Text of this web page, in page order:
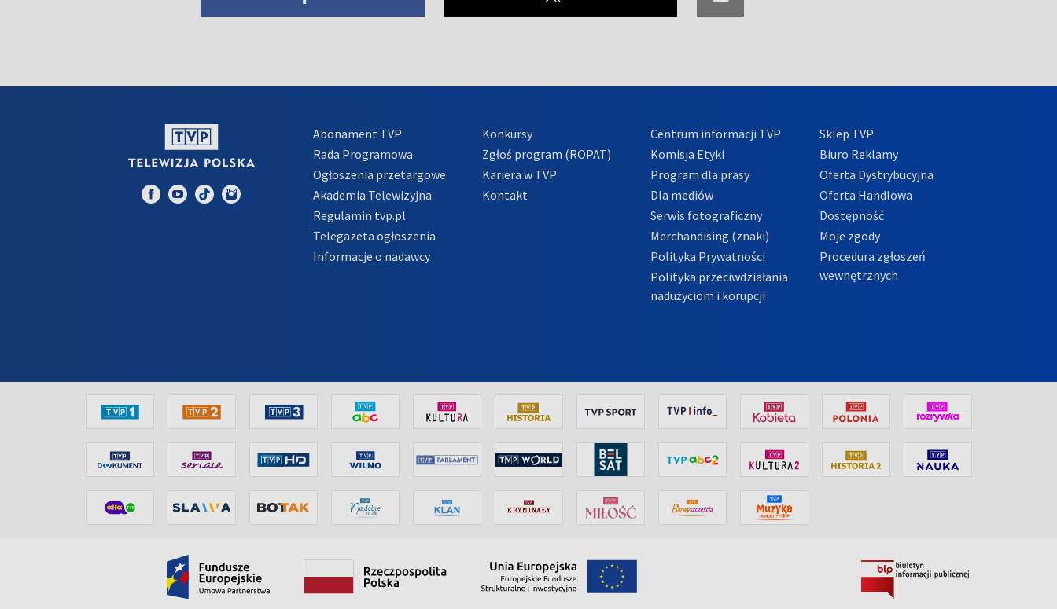
Abonament TVP
Rada Programowa
Ogłoszenia przetargowe
Akademia Telewizyjna
Regulamin tvp.pl
Telegazeta ogłoszenia
Informacje o nadawcy
Konkursy
Zgłoś program (ROPAT)
Kariera w TVP
Kontakt
Centrum informacji TVP
Komisja Etyki
Program dla prasy
Dla mediów
Serwis fotograficzny
Merchandising (znaki)
Polityka Prywatności
Polityka przeciwdziałania
nadużyciom i korupcji
Sklep TVP
Biuro Reklamy
Oferta Dystrybucyjna
Oferta Handlowa
Dostępność
Moje zgody
Procedura zgłoszeń
wewnętrznych